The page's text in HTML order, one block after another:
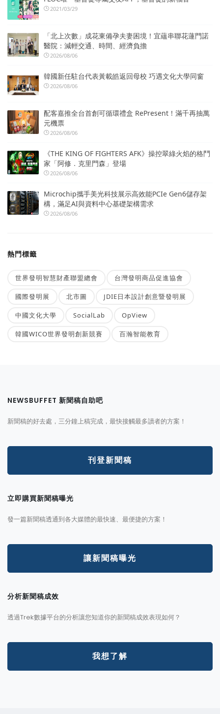
2021/03/29
「北上次數」成花東備孕夫妻困境！宜蘊串聯花蓮門諾
醫院：減輕交通、時間、經濟負擔
2026/08/06
韓國新任駐台代表黃載皓返回母校 巧遇文化大學同窗
2026/08/06
配客嘉推全台首創可循環禮盒 RePresent！滿千再抽萬
元機票
2026/08/06
《THE KING OF FIGHTERS AFK》操控翠綠火焰的格鬥
家「阿修．克里門森」登場
2026/08/06
Microchip攜手美光科技展示高效能PCIe Gen6儲存架
構，滿足AI與資料中心基礎架構需求
2026/08/06
熱門標籤
世界發明智慧財產聯盟總會 台灣發明商品促進協會
國際發明展 北市圖 JDIE日本設計創意暨發明展
中國文化大學 SocialLab OpView
韓國WICO世界發明創新競賽 百瀚智能教育
NEWSBUFFET 新聞稿自助吧
新聞稿的好去處，三分鐘上稿完成，最快接觸最多讀者的方案！
刊登新聞稿
立即購買新聞稿曝光
發一篇新聞稿透通到各大媒體的最快速、最便捷的方案！
讓新聞稿曝光
分析新聞稿成效
透過Trek數據平台的分析讓您知道你的新聞稿成效表現如何？
我想了解